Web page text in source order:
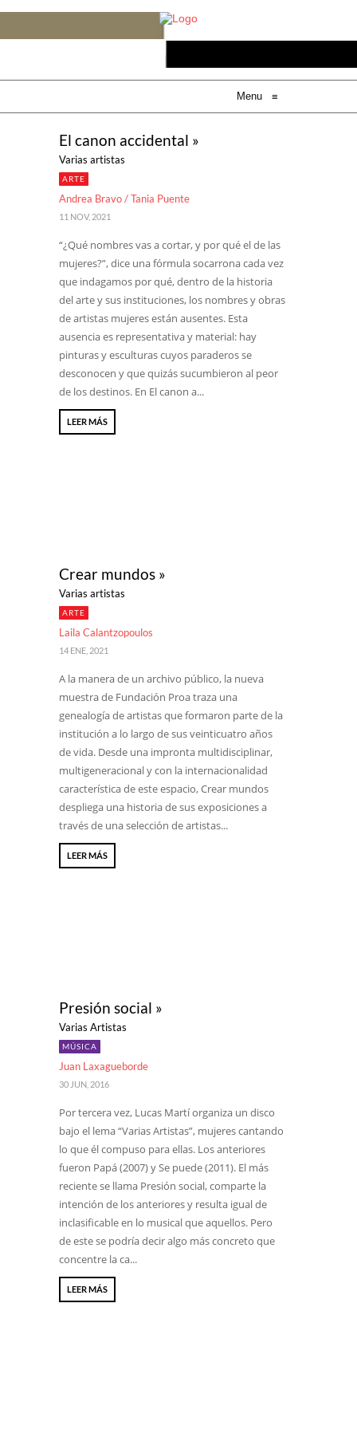
Menu ≡
El canon accidental »
Varias artistas
ARTE
Andrea Bravo / Tania Puente
11 NOV, 2021
“¿Qué nombres vas a cortar, y por qué el de las
mujeres?”, dice una fórmula socarrona cada vez
que indagamos por qué, dentro de la historia
del arte y sus instituciones, los nombres y obras
de artistas mujeres están ausentes. Esta
ausencia es representativa y material: hay
pinturas y esculturas cuyos paraderos se
desconocen y que quizás sucumbieron al peor
de los destinos. En El canon a...
LEER MÁS
Crear mundos »
Varias artistas
ARTE
Laila Calantzopoulos
14 ENE, 2021
A la manera de un archivo público, la nueva
muestra de Fundación Proa traza una
genealogía de artistas que formaron parte de la
institución a lo largo de sus veinticuatro años
de vida. Desde una impronta multidisciplinar,
multigeneracional y con la internacionalidad
característica de este espacio, Crear mundos
despliega una historia de sus exposiciones a
través de una selección de artistas...
LEER MÁS
Presión social »
Varias Artistas
MÚSICA
Juan Laxagueborde
30 JUN, 2016
Por tercera vez, Lucas Martí organiza un disco
bajo el lema “Varias Artistas”, mujeres cantando
lo que él compuso para ellas. Los anteriores
fueron Papá (2007) y Se puede (2011). El más
reciente se llama Presión social, comparte la
intención de los anteriores y resulta igual de
inclasificable en lo musical que aquellos. Pero
de este se podría decir algo más concreto que
concentre la ca...
LEER MÁS